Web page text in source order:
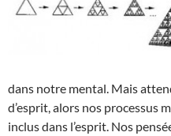
dans notre mental. Mais
d’esprit, alors nos processus
inclus dans l’esprit. Nos